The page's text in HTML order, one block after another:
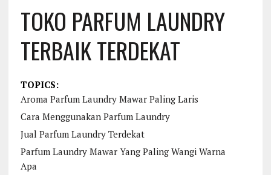
TOKO PARFUM LAUNDRY
TERBAIK TERDEKAT
TOPICS:
Aroma Parfum Laundry Mawar Paling Laris
Cara Menggunakan Parfum Laundry
Jual Parfum Laundry Terdekat
Parfum Laundry Mawar Yang Paling Wangi Warna
Apa